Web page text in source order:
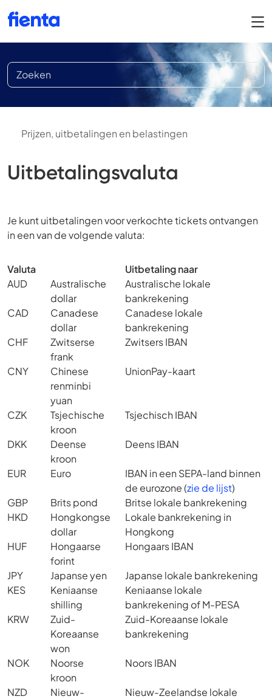
Prijzen, uitbetalingen en belastingen
Uitbetalingsvaluta
Je kunt uitbetalingen voor verkochte tickets ontvangen
in een van de volgende valuta:
Valuta
Uitbetaling naar
AUD
Australische
dollar
Australische lokale
bankrekening
CAD
Canadese
dollar
Canadese lokale
bankrekening
CHF
Zwitserse
frank
Zwitsers IBAN
CNY
Chinese
renminbi
yuan
UnionPay-kaart
CZK
Tsjechische
kroon
Tsjechisch IBAN
DKK
Deense
kroon
Deens IBAN
EUR Euro
IBAN in een SEPA-land binnen
de eurozone (zie de lijst)
GBP
Brits pond
Britse lokale bankrekening
HKD
Hongkongse
dollar
Lokale bankrekening in
Hongkong
HUF
Hongaarse
forint
Hongaars IBAN
JPY Japanse yen
Japanse lokale bankrekening
KES
Keniaanse
shilling
Keniaanse lokale
bankrekening of M-PESA
KRW
Zuid-
Koreaanse
won
Zuid-Koreaanse lokale
bankrekening
NOK
Noorse
kroon
Noors IBAN
NZD
Nieuw-
Nieuw-Zeelandse lokale